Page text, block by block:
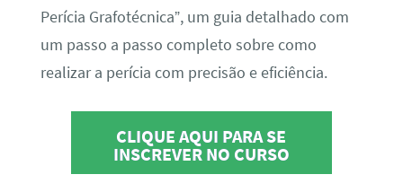
Perícia Grafotécnica”, um guia detalhado com
um passo a passo completo sobre como
realizar a perícia com precisão e eficiência.
CLIQUE AQUI PARA SE
INSCREVER NO CURSO